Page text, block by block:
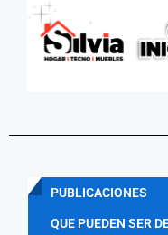
PUBLICACIONES
QUE PUEDEN SER